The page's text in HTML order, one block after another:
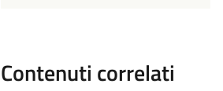
Contenuti correlati